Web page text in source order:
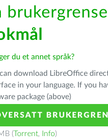
du et annet språk?
download LibreOffice
in your language. If you
package (above)
(Torrent, Info)